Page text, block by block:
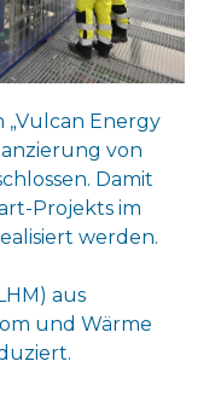
„Vulcan Energy
von
Damit
Projekts im
werden.
aus
und Wärme